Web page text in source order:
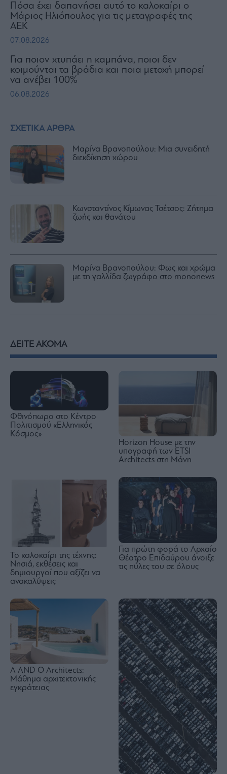
ΣΧΕΤΙΚΑ ΑΡΘΡΑ
Μαρίνα Βρανοπούλου: Μια συνειδητή
διεκδίκηση χώρου
Κωνσταντίνος Κίμωνας Τσέτσος: Ζήτημα
ζωής και θανάτου
Μαρίνα Βρανοπούλου: Φως και χρώμα
με τη γαλλίδα ζωγράφο στο mononews
Πόσα έχει δαπανήσει αυτό το καλοκαίρι ο
Μάριος Ηλιόπουλος για τις μεταγραφές της
ΑΕΚ
07.08.2026
Για ποιον χτυπάει η καμπάνα, ποιοι δεν
κοιμούνται τα βράδια και ποια μετοχή μπορεί
να ανέβει 100%
06.08.2026
ΔΕΙΤΕ ΑΚΟΜΑ
Φθινόπωρο στο Κέντρο
Πολιτισμού «Ελληνικός
Κόσμος»
Horizon House με την
υπογραφή των ETSI
Architects στη Μάνη
Το καλοκαίρι της τέχνης:
Νησιά, εκθέσεις και
δημιουργοί που αξίζει να
ανακαλύψεις
Για πρώτη φορά το Αρχαίο
Θέατρο Επιδαύρου άνοιξε
τις πύλες του σε όλους
A AND O Architects:
Μάθημα αρχιτεκτονικής
εγκράτειας